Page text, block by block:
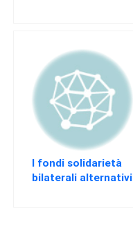
I fondi solidarietà
bilaterali alternativi